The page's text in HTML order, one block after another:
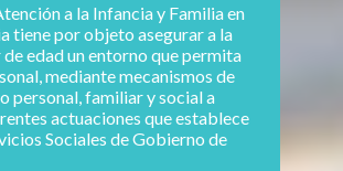
a la Infancia y Familia en
tiene por objeto asegurar a la
edad un entorno que permita
mediante mecanismos de
personal, familiar y social a
actuaciones que establece
Sociales de Gobierno de